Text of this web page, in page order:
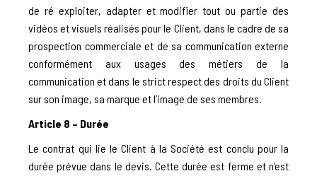
de ré exploiter, adapter et modifier tout ou partie des
vidéos et visuels réalisés pour le Client, dans le cadre de sa
prospection commerciale et de sa communication externe
conformément aux usages des métiers de la
communication et dans le strict respect des droits du Client
sur son image, sa marque et l’image de ses membres.
Article 8 – Durée
Le contrat qui lie le Client à la Société est conclu pour la
durée prévue dans le devis. Cette durée est ferme et n’est